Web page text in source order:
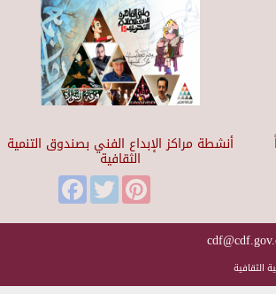
أنشطة مراكز الإبداع الفني بصندوق التنمية
الثقافية
FacebookTwitterPinterest
الثقافية